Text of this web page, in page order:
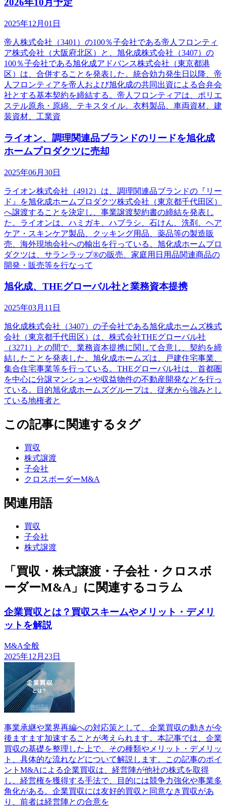
2026年10月予定
2025年12月01日
帝人株式会社（3401）の100％子会社である帝人フロンティ
ア株式会社（大阪府北区）と、旭化成株式会社（3407）の
100％子会社である旭化成アドバンス株式会社（東京都港
区）は、合併することを発表した。統合効力発生日以降、帝
人フロンティアを帝人および旭化成の共同出資による合弁会
社とする基本契約を締結する。帝人フロンティアは、ポリエ
ステル原糸・原綿、テキスタイル、衣料製品、車両資材、建
装資材、工業資
ライオン、調理関連品ブランドのリードを旭化成
ホームプロダクツに売却
2025年06月30日
ライオン株式会社（4912）は、調理関連品ブランドの『リー
ド』を旭化成ホームプロダクツ株式会社（東京都千代田区）
へ譲渡することを決定し、事業譲渡契約書の締結を発表し
た。ライオンは、ハミガキ、ハブラシ、石けん、洗剤、ヘア
ケア・スキンケア製品、クッキング用品、薬品等の製造販
売、海外現地会社への輸出を行っている。旭化成ホームプロ
ダクツは、サランラップ®の販売、家庭用日用品関連商品の
開発・販売等を行なって
旭化成、THEグローバル社と業務資本提携
2025年03月11日
旭化成株式会社（3407）の子会社である旭化成ホームズ株式
会社（東京都千代田区）は、株式会社THEグローバル社
（3271）との間で、業務資本提携に関して合意し、契約を締
結したことを発表した。旭化成ホームズは、戸建住宅事業、
集合住宅事業等を行っている。THEグローバル社は、首都圏
を中心に分譲マンションや収益物件の不動産開発などを行っ
ている。目的旭化成ホームズグループは、従来から強みとし
ている地権者と
この記事に関連するタグ
買収
株式譲渡
子会社
クロスボーダーM&A
関連用語
買収
子会社
株式譲渡
「買収・株式譲渡・子会社・クロスボ
ーダーM&A」に関連するコラム
企業買収とは？買収スキームやメリット・デメリ
ットを解説
M&A全般
2025年12月23日
事業承継や業界再編への対応策として、企業買収の動きが今
後ますます加速することが考えられます。本記事では、企業
買収の基礎を整理した上で、その種類やメリット・デメリッ
ト、具体的な流れなどについて解説します。この記事のポイ
ントM&Aによる企業買収は、経営陣が他社の株式を取得
し、経営権を獲得する手法で、目的には競争力強化や事業多
角化がある。企業買収には友好的買収と同意なき買収があ
り、前者は経営陣との合意を